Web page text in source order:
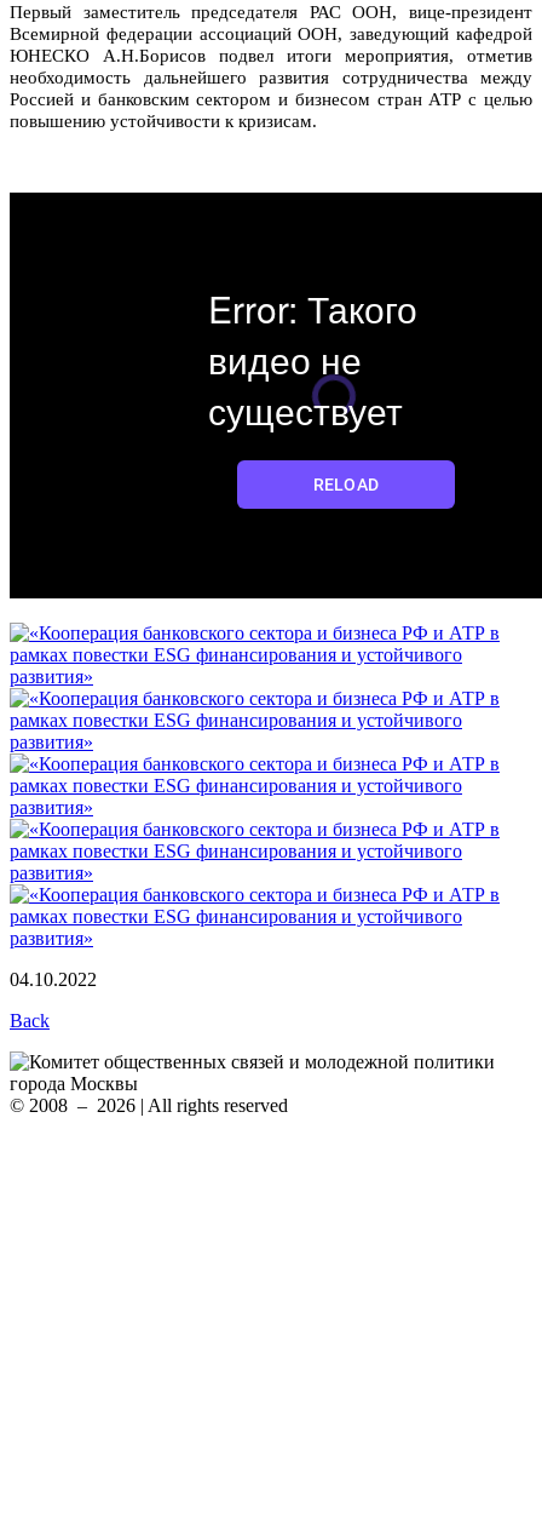
Первый заместитель председателя РАС ООН, вице-президент
Всемирной федерации ассоциаций ООН, заведующий кафедрой
ЮНЕСКО А.Н.Борисов подвел итоги мероприятия, отметив
необходимость дальнейшего развития сотрудничества между
Россией и банковским сектором и бизнесом стран АТР с целью
повышению устойчивости к кризисам.
04.10.2022
Back
© 2008 – 2026 | All rights reserved